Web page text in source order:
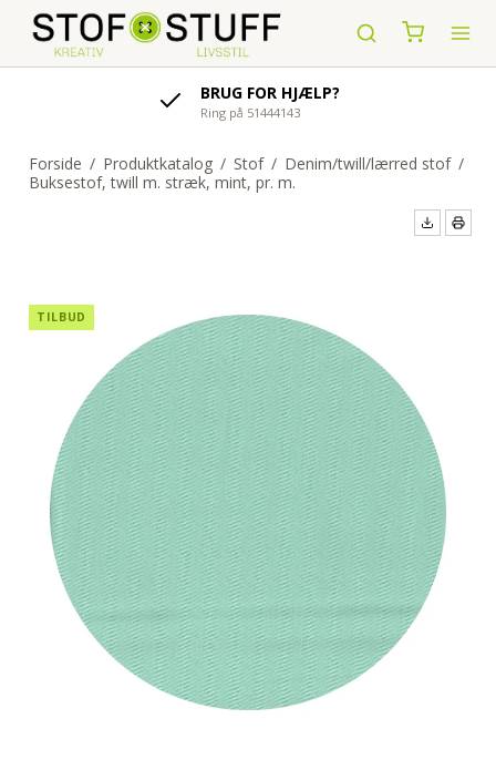
AFSENDELSE AF ORDRE
indenfor 1-4 hverdage
Forside / Produktkatalog / Stof / Denim/twill/lærred stof /
Buksestof, twill m. stræk, mint, pr. m.
TILBUD